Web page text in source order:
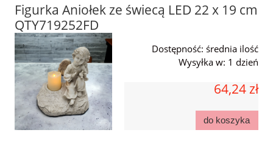
Figurka Aniołek ze świecą LED 22 x 19 cm
QTY719252FD
Dostępność: średnia ilość
Wysyłka w: 1 dzień
64,24 zł
do koszyka